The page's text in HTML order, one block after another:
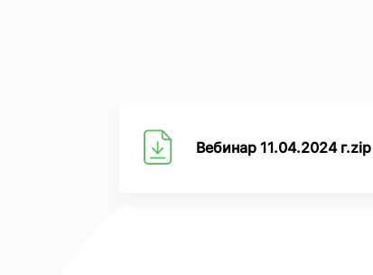
Вебинар 11.04.2024 г.zip